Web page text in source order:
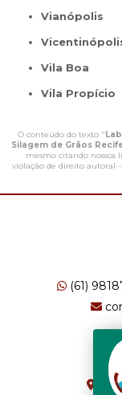
Vianópolis
Vila Boa
Vila Propício
O conteúdo do texto "
Silagem de Grãos
mesmo citando nossos
violação de direito autoral
(61)